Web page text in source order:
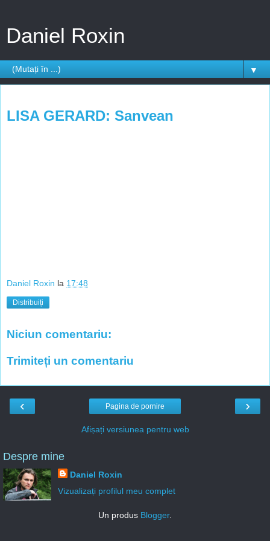
Daniel Roxin
▼
LISA GERARD: Sanvean
Daniel Roxin la 17:48
Distribuiți
Niciun comentariu:
Trimiteți un comentariu
‹ ›
Pagina de pornire
Afișați versiunea pentru web
Despre mine
Daniel Roxin
Vizualizați profilul meu complet
Un produs Blogger.